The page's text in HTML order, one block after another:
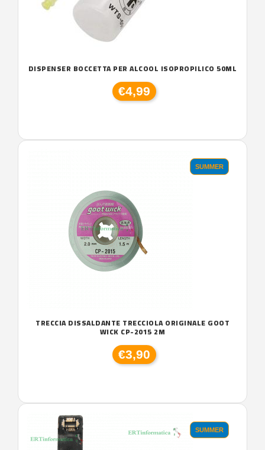
DISPENSER BOCCETTA PER ALCOOL ISOPROPILICO 50ML
€4,99
SUMMER
TRECCIA DISSALDANTE TRECCIOLA ORIGINALE GOOT
WICK CP-2015 2M
€3,90
SUMMER